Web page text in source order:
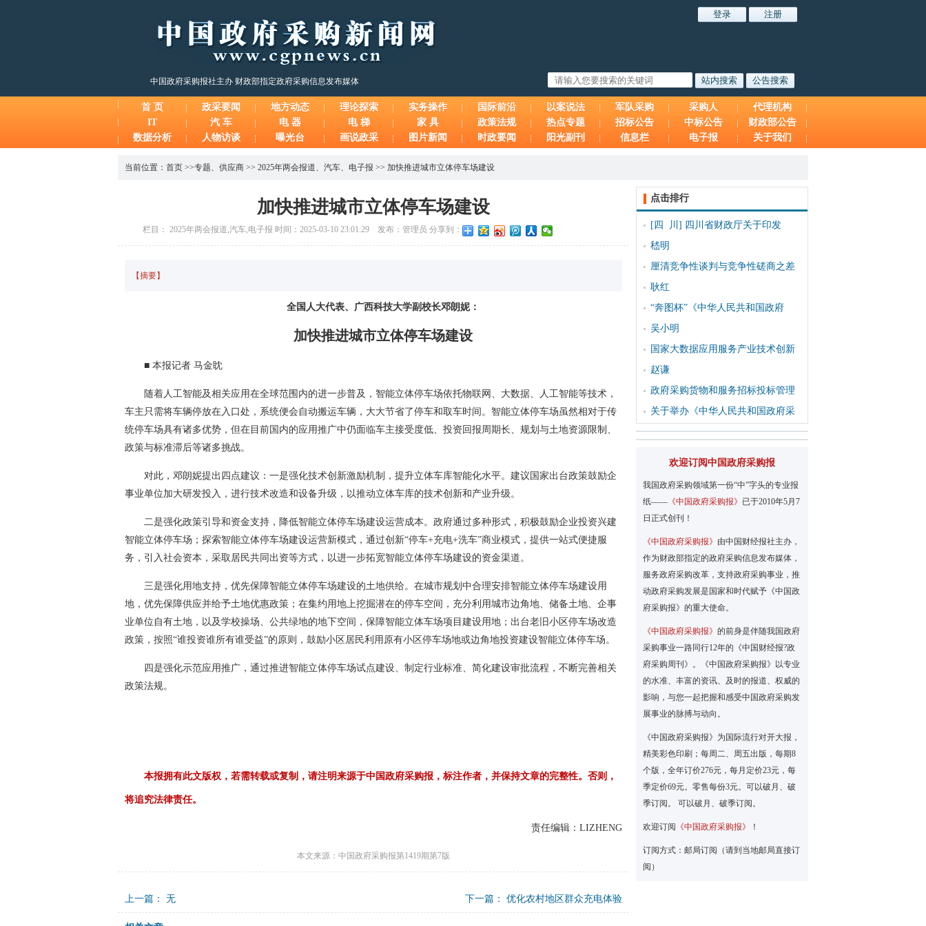
中国政府采购报社主办 财政部指定政府采购信息发布媒体
首 页 政采要闻 地方动态 理论探索 实务操作 国际前沿 以案说法 军队采购 采购人
代理机构
IT
汽 车 电 器 电 梯 家 具 政策法规 热点专题 招标公告 中标公告
财政部公告
数据分析
人物访谈 曝光台 画说政采 图片新闻 时政要闻 阳光副刊 信息栏 电子报 关于我们
当前位置： 首页 >>专题、 供应商 >> 2025年两会报道、 汽车、 电子报 >> 加快推进城市立体停车场建设
加快推进城市立体停车场建设
栏目： 2025年两会报道,汽车,电子报 时间：2025-03-10 23:01:29 发布：管理员 分享到：
【摘要】
全国人大代表、广西科技大学副校长邓朗妮：
加快推进城市立体停车场建设
■ 本报记者 马金眈
随着人工智能及相关应用在全球范围内的进一步普及，智能立体停车场依托物联网、大数据、人工智能等技术，
车主只需将车辆停放在入口处，系统便会自动搬运车辆，大大节省了停车和取车时间。智能立体停车场虽然相对于传
统停车场具有诸多优势，但在目前国内的应用推广中仍面临车主接受度低、投资回报周期长、规划与土地资源限制、
政策与标准滞后等诸多挑战。
对此，邓朗妮提出四点建议：一是强化技术创新激励机制，提升立体车库智能化水平。建议国家出台政策鼓励企
事业单位加大研发投入，进行技术改造和设备升级‌，以推动立体车库的技术创新和产业升级。
二是强化政策引导和资金支持，降低智能立体停车场建设运营成本。政府通过多种形式，积极鼓励企业投资兴建
智能立体停车场；探索智能立体停车场建设运营新模式，通过创新“停车+充电+洗车”商业模式，提供一站式便捷服
务，引入社会资本，采取居民共同出资等方式，以进一步拓宽智能立体停车场建设的资金渠道。
三是强化用地支持，优先保障智能立体停车场建设的土地供给。在城市规划中合理安排智能立体停车场建设用
地，优先保障供应并给予土地优惠政策；在集约用地上挖掘潜在的停车空间，充分利用城市边角地、储备土地、企事
业单位自有土地，以及学校操场、公共绿地的地下空间，保障智能立体车场项目建设用地；出台老旧小区停车场改造
政策，按照“谁投资谁所有谁受益”的原则，鼓励小区居民利用原有小区停车场地或边角地投资建设智能立体停车场。
四是强化示范应用推广，通过推进智能立体停车场试点建设、制定行业标准、简化建设审批流程，不断完善相关
政策法规。
本报拥有此文版权，若需转载或复制，请注明来源于中国政府采购报，标注作者，并保持文章的完整性。否则，
将追究法律责任。
责任编辑：LIZHENG
本文来源：中国政府采购报第1419期第7版
下一篇： 优化农村地区群众充电体验
上一篇： 无
点击排行
[四 川] 四川省财政厅关于印发
嵇明
厘清竞争性谈判与竞争性磋商之差
耿红
“奔图杯”《中华人民共和国政府
吴小明
国家大数据应用服务产业技术创新
赵谦
政府采购货物和服务招标投标管理
关于举办《中华人民共和国政府采
欢迎订阅中国政府采购报
我国政府采购领域第一份“中”字头的专业报
纸—— 《中国政府采购报》 已于2010年5月7
日正式创刊！
《中国政府采购报》 由中国财经报社主办，
作为财政部指定的政府采购信息发布媒体，
服务政府采购改革，支持政府采购事业，推
动政府采购发展是国家和时代赋予《中国政
府采购报》的重大使命。
《中国政府采购报》 的前身是伴随我国政府
采购事业一路同行12年的《中国财经报?政
府采购周刊》。《中国政府采购报》以专业
的水准、丰富的资讯、及时的报道、权威的
影响，与您一起把握和感受中国政府采购发
展事业的脉搏与动向。
《中国政府采购报》为国际流行对开大报，
精美彩色印刷；每周二、周五出版，每期8
个版，全年订价276元，每月定价23元，每
季定价69元。零售每份3元。可以破月、破
季订阅。 可以破月、破季订阅。
欢迎订阅 《中国政府采购报》 ！
订阅方式：邮局订阅（请到当地邮局直接订
阅）